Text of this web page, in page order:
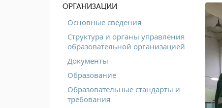
ОРГАНИЗАЦИИ
Основные сведения
Структура и органы управления
образовательной организацией
Документы
Образование
Образовательные стандарты и
требования